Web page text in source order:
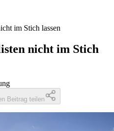
im Stich lassen
nicht im Stich
Beitrag teilen